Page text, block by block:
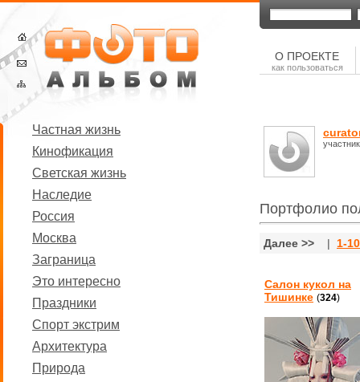
Частная жизнь
Кинофикация
Светская жизнь
Наследие
Россия
Москва
Заграница
Это интересно
Праздники
Спорт экстрим
Архитектура
Природа
О ПРОЕКТЕ
как пользоваться
Портфолио
Далее >> | 1-10
Салон кукол на
Тишинке (324)